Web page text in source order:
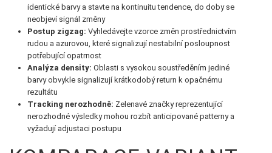
identické barvy a stavte na kontinuitu tendence, do doby se
neobjeví signál změny
Postup zigzag: Vyhledávejte vzorce změn prostřednictvím
rudou a azurovou, které signalizují nestabilní posloupnost
potřebující opatrnost
Analýza density: Oblasti s vysokou soustředěním jediné
barvy obvykle signalizují krátkodobý return k opačnému
rezultátu
Tracking nerozhodně: Zelenavé značky reprezentující
nerozhodné výsledky mohou rozbít anticipované patterny a
vyžadují adjustaci postupu